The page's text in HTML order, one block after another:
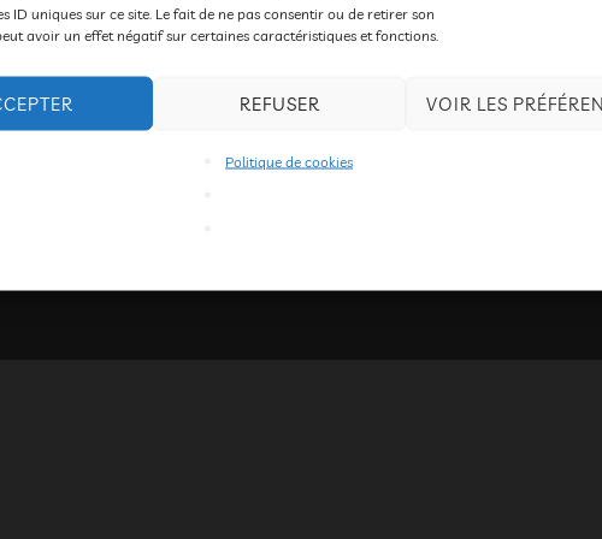
ID uniques sur ce site. Le fait de ne pas consentir ou de retirer son
avoir un effet négatif sur certaines caractéristiques et fonctions.
REFUSER VOIR LES
Politique de cookies
ci-dessous les photographies proposées par Bruno Drogue et